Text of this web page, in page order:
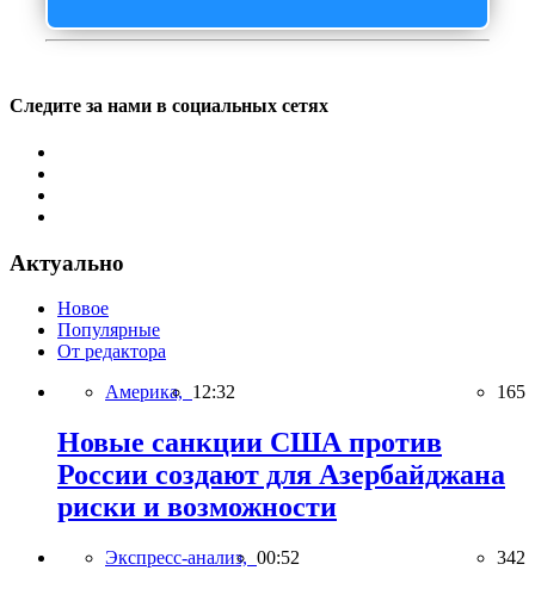
Следите за нами в социальных сетях
Актуально
Новое
Популярные
От редактора
Америка, 12:32 165
Новые санкции США против
России создают для Азербайджана
риски и возможности
Экспресс-анализ, 00:52 342